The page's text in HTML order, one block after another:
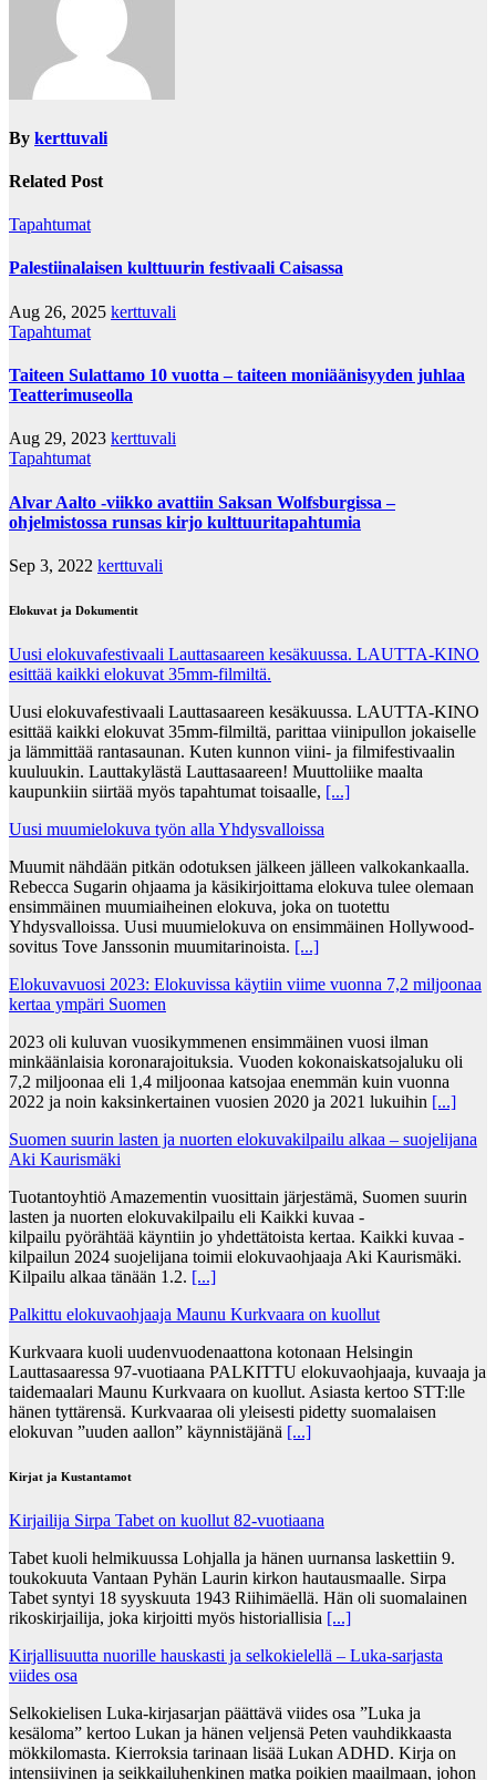
By kerttuvali
Related Post
Tapahtumat
Palestiinalaisen kulttuurin festivaali Caisassa
Aug 26, 2025 kerttuvali
Tapahtumat
Taiteen Sulattamo 10 vuotta – taiteen moniäänisyyden juhlaa
Teatterimuseolla
Aug 29, 2023 kerttuvali
Tapahtumat
Alvar Aalto -viikko avattiin Saksan Wolfsburgissa –
ohjelmistossa runsas kirjo kulttuuritapahtumia
Sep 3, 2022 kerttuvali
Elokuvat ja Dokumentit
Uusi elokuvafestivaali Lauttasaareen kesäkuussa. LAUTTA-KINO
esittää kaikki elokuvat 35mm-filmiltä.
Uusi elokuvafestivaali Lauttasaareen kesäkuussa. LAUTTA-KINO
esittää kaikki elokuvat 35mm-filmiltä, parittaa viinipullon jokaiselle
ja lämmittää rantasaunan. Kuten kunnon viini- ja filmifestivaalin
kuuluukin. Lauttakylästä Lauttasaareen! Muuttoliike maalta
kaupunkiin siirtää myös tapahtumat toisaalle, [...]
Uusi muumielokuva työn alla Yhdysvalloissa
Muumit nähdään pitkän odotuksen jälkeen jälleen valkokankaalla.
Rebecca Sugarin ohjaama ja käsikirjoittama elokuva tulee olemaan
ensimmäinen muumiaiheinen elokuva, joka on tuotettu
Yhdysvalloissa. Uusi muumielokuva on ensimmäinen Hollywood-
sovitus Tove Janssonin muumitarinoista. [...]
Elokuvavuosi 2023: Elokuvissa käytiin viime vuonna 7,2 miljoonaa
kertaa ympäri Suomen
2023 oli kuluvan vuosikymmenen ensimmäinen vuosi ilman
minkäänlaisia koronarajoituksia. Vuoden kokonaiskatsojaluku oli
7,2 miljoonaa eli 1,4 miljoonaa katsojaa enemmän kuin vuonna
2022 ja noin kaksinkertainen vuosien 2020 ja 2021 lukuihin [...]
Suomen suurin lasten ja nuorten elokuvakilpailu alkaa – suojelijana
Aki Kaurismäki
Tuotantoyhtiö Amazementin vuosittain järjestämä, Suomen suurin
lasten ja nuorten elokuvakilpailu eli Kaikki kuvaa -
kilpailu pyörähtää käyntiin jo yhdettätoista kertaa. Kaikki kuvaa -
kilpailun 2024 suojelijana toimii elokuvaohjaaja Aki Kaurismäki.
Kilpailu alkaa tänään 1.2. [...]
Palkittu elokuvaohjaaja Maunu Kurkvaara on kuollut
Kurkvaara kuoli uudenvuodenaattona kotonaan Helsingin
Lauttasaaressa 97-vuotiaana PALKITTU elokuvaohjaaja, kuvaaja ja
taidemaalari Maunu Kurkvaara on kuollut. Asiasta kertoo STT:lle
hänen tyttärensä. Kurkvaaraa oli yleisesti pidetty suomalaisen
elokuvan ”uuden aallon” käynnistäjänä [...]
Kirjat ja Kustantamot
Kirjailija Sirpa Tabet on kuollut 82-vuotiaana
Tabet kuoli helmikuussa Lohjalla ja hänen uurnansa laskettiin 9.
toukokuuta Vantaan Pyhän Laurin kirkon hautausmaalle. Sirpa
Tabet syntyi 18 syyskuuta 1943 Riihimäellä. Hän oli suomalainen
rikoskirjailija, joka kirjoitti myös historiallisia [...]
Kirjallisuutta nuorille hauskasti ja selkokielellä – Luka-sarjasta
viides osa
Selkokielisen Luka-kirjasarjan päättävä viides osa ”Luka ja
kesäloma” kertoo Lukan ja hänen veljensä Peten vauhdikkaasta
mökkilomasta. Kierroksia tarinaan lisää Lukan ADHD. Kirja on
intensiivinen ja seikkailuhenkinen matka poikien maailmaan, johon